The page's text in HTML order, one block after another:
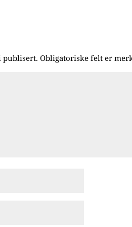
publisert. Obligatoriske felt er